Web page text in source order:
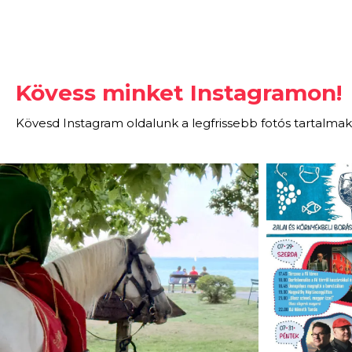
Kövess minket Instagramon!
Kövesd Instagram oldalunk a legfrissebb fotós